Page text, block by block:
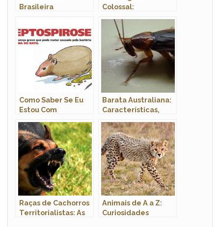
Brasileira
Colossal:
Fotos
Como Saber Se Eu
Estou Com
As Sequelas?
Barata Australiana:
Características,
Fotos
Raças de Cachorros
Territorialistas: As
Animais de A a Z:
Curiosidades